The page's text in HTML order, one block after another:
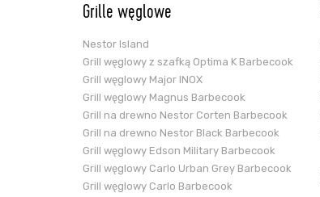
Grille węglowe
Nestor Island
Grill węglowy z szafką Optima K Barbecook
Grill węglowy Major INOX
Grill węglowy Magnus Barbecook
Grill na drewno Nestor Corten Barbecook
Grill na drewno Nestor Black Barbecook
Grill węglowy Edson Military Barbecook
Grill węglowy Carlo Urban Grey Barbecook
Grill węglowy Carlo Barbecook